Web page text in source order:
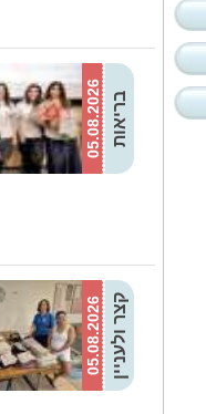
05.08.2026 בריאות
05.08.2026קצר ולעניין